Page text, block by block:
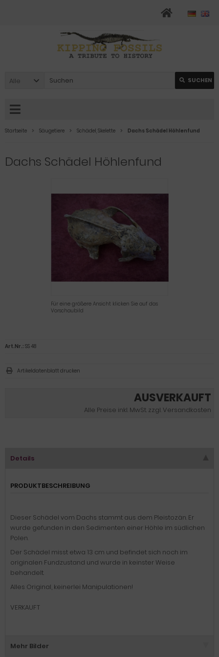
Alle SUCHEN
Startseite Säugetiere Schädel, Skelette Dachs Schädel Höhlenfund
Dachs Schädel Höhlenfund
Für eine größere Ansicht klicken Sie auf das
Vorschaubild
AUSVERKAUFT
Alle Preise inkl. MwSt. zzgl. Versandkosten
Art.Nr.: SS 48
Artikeldatenblatt drucken
Details
PRODUKTBESCHREIBUNG
Dieser Schädel vom Dachs stammt aus dem Pleistozän. Er
wurde gefunden in den Sedimenten einer Höhle im südlichen
Polen.
Der Schädel misst etwa 13 cm und befindet sich noch im
originalen Fundzustand und wurde in keinster Weise
behandelt.
Alles Original, keinerlei Manipulationen!
VERKAUFT
Mehr Bilder